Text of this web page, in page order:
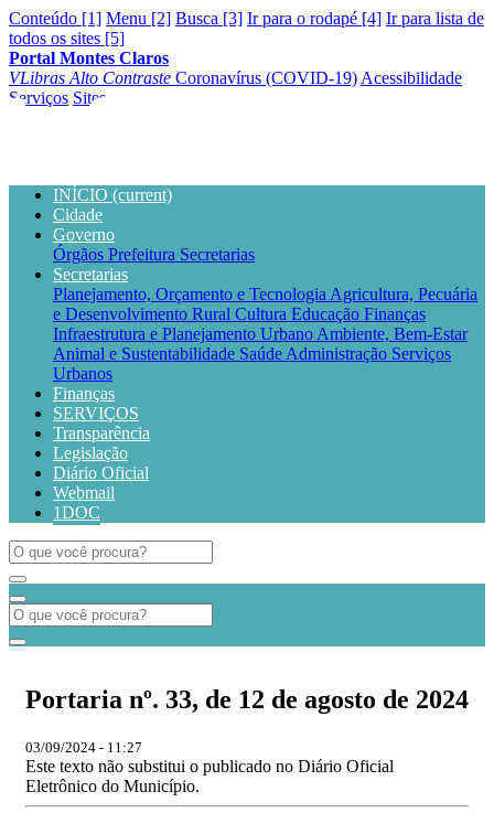
Conteúdo [1] Menu [2] Busca [3] Ir para o rodapé [4] Ir para lista de
todos os sites [5]
Portal Montes Claros
VLibras Alto Contraste Coronavírus (COVID-19) Acessibilidade
Serviços Sites
INÍCIO (current)
Cidade
Governo
Órgãos Prefeitura Secretarias
Secretarias
Planejamento, Orçamento e Tecnologia Agricultura, Pecuária
e Desenvolvimento Rural Cultura Educação Finanças
Infraestrutura e Planejamento Urbano Ambiente, Bem-Estar
Animal e Sustentabilidade Saúde Administração Serviços
Urbanos
Finanças
SERVIÇOS
Transparência
Legislação
Diário Oficial
Webmail
1DOC
Portaria nº. 33, de 12 de agosto de 2024
03/09/2024 - 11:27
Este texto não substitui o publicado no Diário Oficial
Eletrônico do Município.